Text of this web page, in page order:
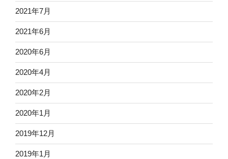
2021年7月
2021年6月
2020年6月
2020年4月
2020年2月
2020年1月
2019年12月
2019年1月